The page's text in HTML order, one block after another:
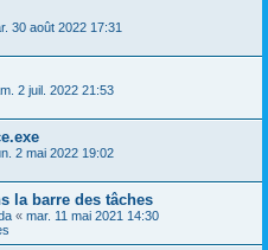
30 août 2022 17:31
2 juil. 2022 21:53
2 mai 2022 19:02
la barre des tâches
« mar. 11 mai 2021 14:30